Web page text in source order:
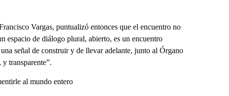
Vargas, puntualizó entonces que el encuentro no
espacio de diálogo plural, abierto, es un encuentro
señal de construir y de llevar adelante, junto al Órgano
transparente”.
al mundo entero